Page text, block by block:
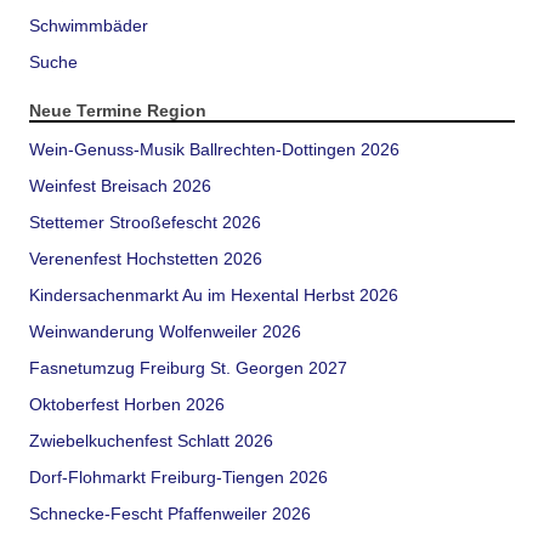
Schwimmbäder
Suche
Neue Termine Region
Wein-Genuss-Musik Ballrechten-Dottingen 2026
Weinfest Breisach 2026
Stettemer Strooßefescht 2026
Verenenfest Hochstetten 2026
Kindersachenmarkt Au im Hexental Herbst 2026
Weinwanderung Wolfenweiler 2026
Fasnetumzug Freiburg St. Georgen 2027
Oktoberfest Horben 2026
Zwiebelkuchenfest Schlatt 2026
Dorf-Flohmarkt Freiburg-Tiengen 2026
Schnecke-Fescht Pfaffenweiler 2026